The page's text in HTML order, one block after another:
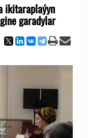
ikitaraplaýyn
garadylar